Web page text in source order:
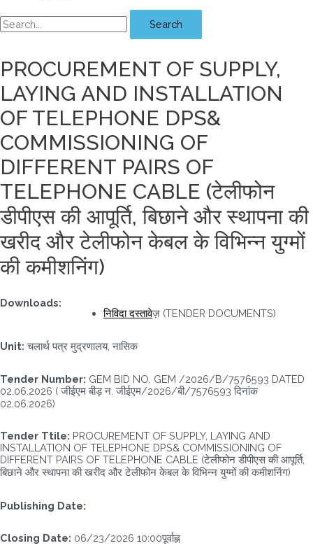
Search
PROCUREMENT OF SUPPLY,
LAYING AND INSTALLATION
OF TELEPHONE DPS&
COMMISSIONING OF
DIFFERENT PAIRS OF
TELEPHONE CABLE (टेलीफोन
डीपीएस की आपूर्ति, बिछाने और स्थापना की
खरीद और टेलीफोन केबल के विभिन्न युग्मों
की कमीशनिंग)
Downloads:
निविदा दस्तावेज़ (TENDER DOCUMENTS)
Unit: चलार्थ पत्र मुद्रणालय, नासिक
Tender Number: GEM BID NO. GEM /2026/B/7576593 DATED
02.06.2026 ( जीईएम बीड़ न. जीईएम/2026/बी/7576593 दिनांक
02.06.2026)
Tender Ttile: PROCUREMENT OF SUPPLY, LAYING AND
INSTALLATION OF TELEPHONE DPS& COMMISSIONING OF
DIFFERENT PAIRS OF TELEPHONE CABLE (टेलीफोन डीपीएस की आपूर्ति,
बिछाने और स्थापना की खरीद और टेलीफोन केबल के विभिन्न युग्मों की कमीशनिंग)
Publishing Date:
Closing Date: 06/23/2026 10:00पूर्वाह्न